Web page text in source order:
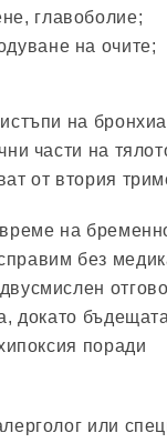
главоболие;
на очите;
на
части на
от втория
на
без
докато
поради
или